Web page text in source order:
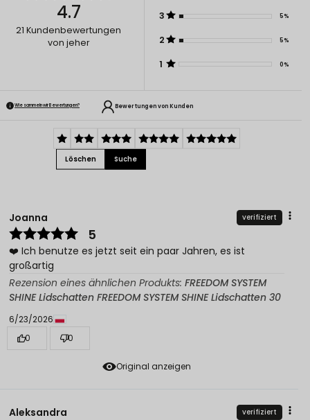
4.7
21 Kundenbewertungen
von jeher
3 5%
2 5%
1 0%
Wie sammeln wir Bewertungen? Bewertungen von Kunden
Löschen Suche
Original anzeigen
Joanna verifiziert
5
❤️ Ich benutze es jetzt seit ein paar Jahren, es ist
großartig
Rezension eines ähnlichen Produkts: FREEDOM SYSTEM
SHINE Lidschatten FREEDOM SYSTEM SHINE Lidschatten 30
6/23/2026
0
0
Aleksandra verifiziert